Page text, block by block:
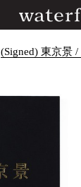
(Signed) 東京景